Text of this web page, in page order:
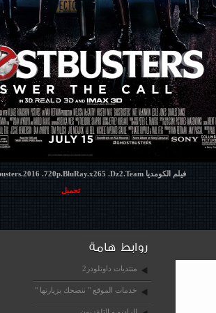
فيلم الكومديا Ghostbusters.2016 .720p.BluRay.x265 .Dz2.Team مترجم
تحميل
منتديات داونلودز2
خدمات الموقع " ننصحك بزيارتها "